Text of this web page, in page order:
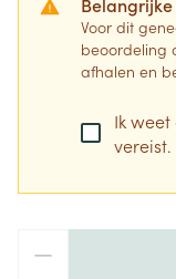
Voor dit
beoordeling
afhalen en
Ik
vereist.